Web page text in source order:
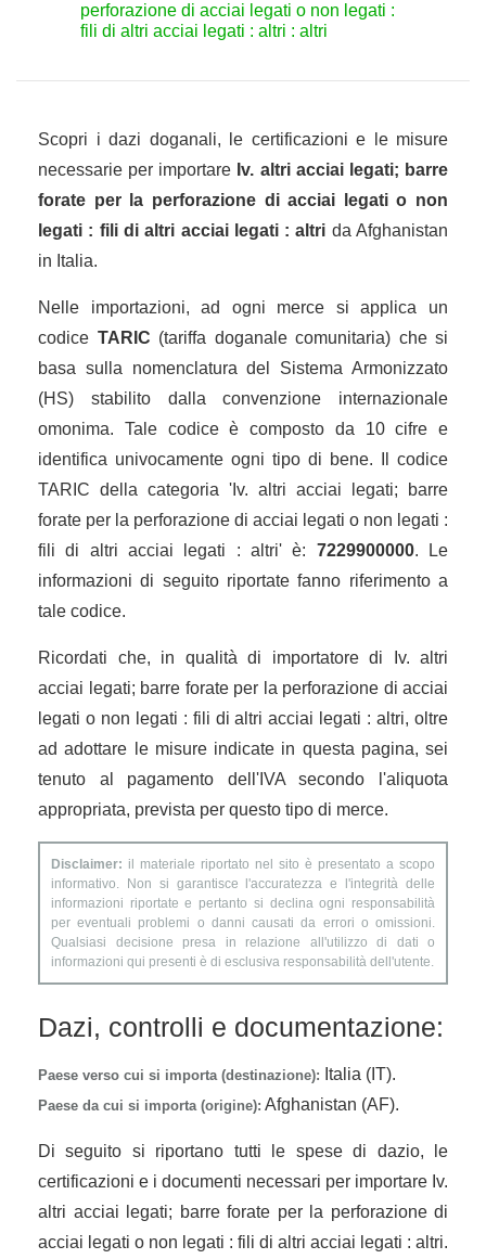
perforazione di acciai legati o non legati :
fili di altri acciai legati : altri : altri
Scopri i dazi doganali, le certificazioni e le misure
necessarie per importare Iv. altri acciai legati; barre
forate per la perforazione di acciai legati o non
legati : fili di altri acciai legati : altri da Afghanistan
in Italia.
Nelle importazioni, ad ogni merce si applica un
codice TARIC (tariffa doganale comunitaria) che si
basa sulla nomenclatura del Sistema Armonizzato
(HS) stabilito dalla convenzione internazionale
omonima. Tale codice è composto da 10 cifre e
identifica univocamente ogni tipo di bene. Il codice
TARIC della categoria 'Iv. altri acciai legati; barre
forate per la perforazione di acciai legati o non legati :
fili di altri acciai legati : altri' è: 7229900000. Le
informazioni di seguito riportate fanno riferimento a
tale codice.
Ricordati che, in qualità di importatore di Iv. altri
acciai legati; barre forate per la perforazione di acciai
legati o non legati : fili di altri acciai legati : altri, oltre
ad adottare le misure indicate in questa pagina, sei
tenuto al pagamento dell'IVA secondo l'aliquota
appropriata, prevista per questo tipo di merce.
Disclaimer: il materiale riportato nel sito è presentato a scopo
informativo. Non si garantisce l'accuratezza e l'integrità delle
informazioni riportate e pertanto si declina ogni responsabilità
per eventuali problemi o danni causati da errori o omissioni.
Qualsiasi decisione presa in relazione all'utilizzo di dati o
informazioni qui presenti è di esclusiva responsabilità dell'utente.
Dazi, controlli e documentazione:
Paese verso cui si importa (destinazione): Italia (IT).
Paese da cui si importa (origine): Afghanistan (AF).
Di seguito si riportano tutti le spese di dazio, le
certificazioni e i documenti necessari per importare Iv.
altri acciai legati; barre forate per la perforazione di
acciai legati o non legati : fili di altri acciai legati : altri.